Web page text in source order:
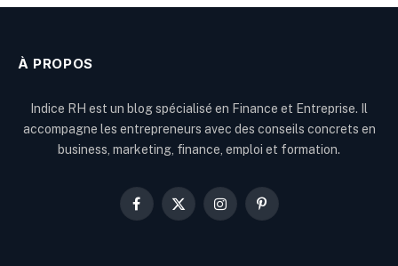
À PROPOS
Indice RH est un blog spécialisé en Finance et Entreprise. Il
accompagne les entrepreneurs avec des conseils concrets en
business, marketing, finance, emploi et formation.
Facebook
X
InstagramPinterest